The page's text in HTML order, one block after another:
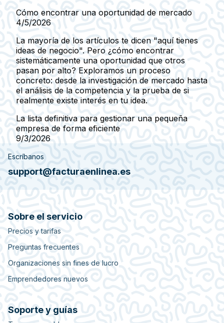
Cómo encontrar una oportunidad de mercado
4/5/2026
La mayoría de los artículos te dicen "aquí tienes
ideas de negocio". Pero ¿cómo encontrar
sistemáticamente una oportunidad que otros
pasan por alto? Exploramos un proceso
concreto: desde la investigación de mercado hasta
el análisis de la competencia y la prueba de si
realmente existe interés en tu idea.
La lista definitiva para gestionar una pequeña
empresa de forma eficiente
9/3/2026
Escríbanos
support@facturaenlinea.es
Sobre el servicio
Precios y tarifas
Preguntas frecuentes
Organizaciones sin fines de lucro
Emprendedores nuevos
Soporte y guías